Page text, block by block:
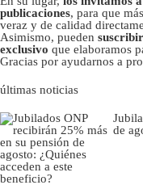
publicaciones, para que
veraz y de calidad
Asimismo, pueden
exclusivo que elaboramos
Gracias por ayudarnos a
últimas noticias
de